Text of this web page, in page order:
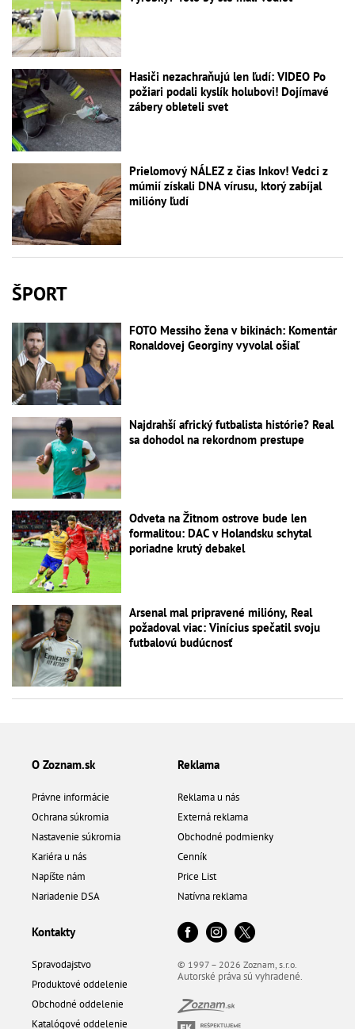
Hasiči nezachraňujú len ľudí: VIDEO Po
požiari podali kyslík holubovi! Dojímavé
zábery obleteli svet
Prielomový NÁLEZ z čias Inkov! Vedci z
múmií získali DNA vírusu, ktorý zabíjal
milióny ľudí
ŠPORT
FOTO Messiho žena v bikinách: Komentár
Ronaldovej Georginy vyvolal ošiaľ
Najdrahší africký futbalista histórie? Real
sa dohodol na rekordnom prestupe
Odveta na Žitnom ostrove bude len
formalitou: DAC v Holandsku schytal
poriadne krutý debakel
Arsenal mal pripravené milióny, Real
požadoval viac: Vinícius spečatil svoju
futbalovú budúcnosť
O Zoznam.sk
Právne informácie
Ochrana súkromia
Nastavenie súkromia
Kariéra u nás
Napíšte nám
Nariadenie DSA
Reklama
Reklama u nás
Externá reklama
Obchodné podmienky
Cenník
Price List
Natívna reklama
Kontakty
Spravodajstvo
Produktové oddelenie
Obchodné oddelenie
Katalógové oddelenie
© 1997 – 2026 Zoznam, s.r.o.
Autorské práva sú vyhradené.